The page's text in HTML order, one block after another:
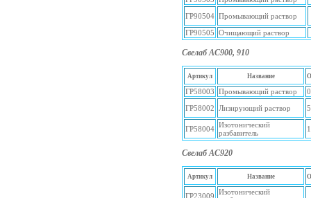
ГР90504 Промывающий раствор
ГР90505 Очищающий раствор
Свелаб АС900, 910
Артикул Название
ГР58003 Промывающий раствор
ГР58002 Лизирующий раствор 5
ГР58004 Изотонический
разбавитель
Свелаб АС920
Артикул Название
ГР23009 Изотонический